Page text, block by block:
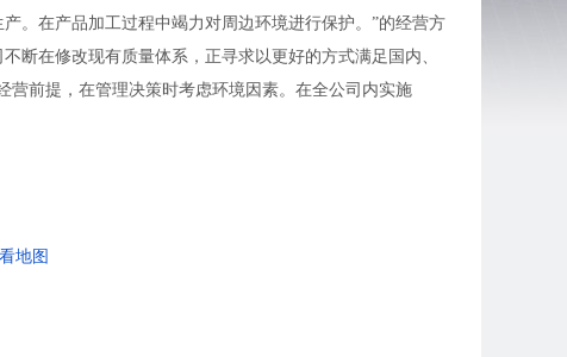
。在产品加工过程中竭力对周边环境进行保护。”的经营方
断在修改现有质量体系，正寻求以更好的方式满足国内、
营前提，在管理决策时考虑环境因素。在全公司内实施
能降耗，回收利用废弃物，全方位控制污染物，减轻工序
地图